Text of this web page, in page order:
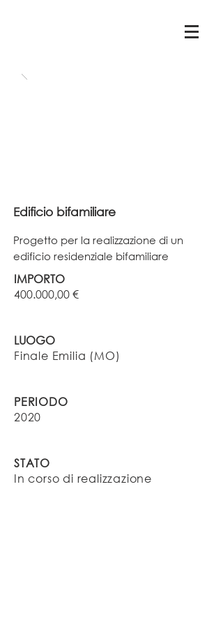
Edificio bifamiliare
Progetto per la realizzazione di un
edificio residenziale bifamiliare
IMPORTO
400.000,00 €
LUOGO
Finale Emilia (MO)
PERIODO
2020
STATO
In corso di realizzazione